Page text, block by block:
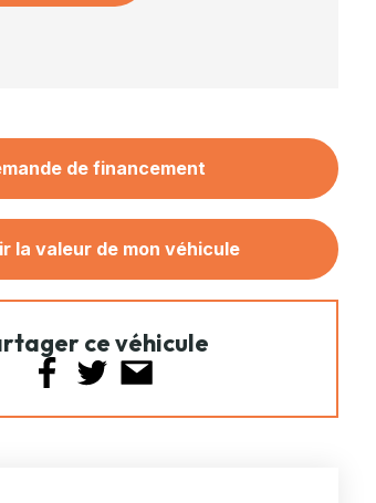
de financement
la valeur de mon véhicule
ce véhicule